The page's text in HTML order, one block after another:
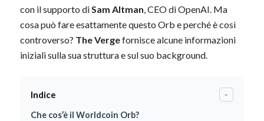
con il supporto di Sam Altman , CEO di OpenAI. Ma
cosa può fare esattamente questo Orb e perché è così
controverso? The Vergefornisce alcune informazioni
iniziali sulla sua struttura e sul suo background.
Indice -
Che cos’è il Worldcoin Orb?